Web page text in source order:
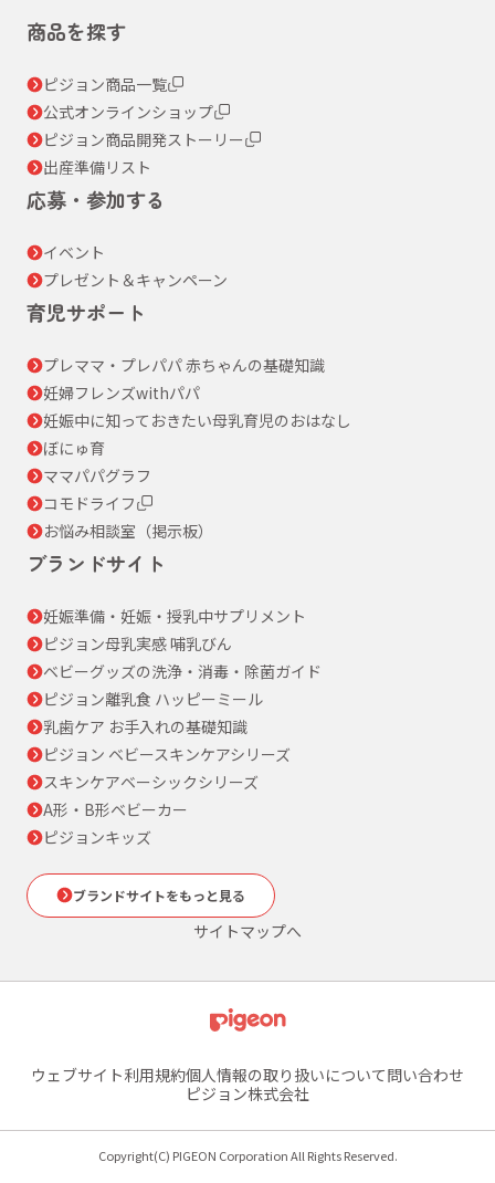
商品を探す
ピジョン商品一覧
公式オンラインショップ
ピジョン商品開発ストーリー
出産準備リスト
応募・参加する
イベント
プレゼント＆キャンペーン
育児サポート
プレママ・プレパパ 赤ちゃんの基礎知識
妊婦フレンズwithパパ
妊娠中に知っておきたい母乳育児のおはなし
ぼにゅ育
ママパパグラフ
コモドライフ
お悩み相談室（掲示板）
ブランドサイト
妊娠準備・妊娠・授乳中サプリメント
ピジョン母乳実感 哺乳びん
ベビーグッズの洗浄・消毒・除菌ガイド
ピジョン離乳食 ハッピーミール
乳歯ケア お手入れの基礎知識
ピジョン ベビースキンケアシリーズ
スキンケアベーシックシリーズ
A形・B形ベビーカー
ピジョンキッズ
ブランドサイトをもっと見る
サイトマップへ
ウェブサイト利用規約個人情報の取り扱いについて問い合わせ
ピジョン株式会社
Copyright(C) PIGEON Corporation All Rights Reserved.